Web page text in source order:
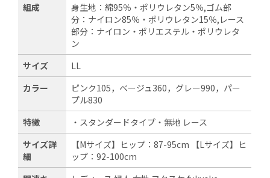
組成
身生地：綿95％・ポリウレタン5％,ゴム部
分：ナイロン85％・ポリウレタン15％,レース
部分：ナイロン・ポリエステル・ポリウレタ
ン
サイズ
LL
カラー
ピンク105，ベージュ360，グレー990，パー
プル830
特徴
・スタンダードタイプ・無地 レース
サイズ詳
細
【Mサイズ】ヒップ：87-95cm 【Lサイズ】ヒ
ップ：92-100cm